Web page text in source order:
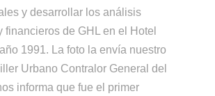
y desarrollar los análisis
financieros de GHL en el Hotel
1991. La foto la envía nuestro
Urbano Contralor General del
informa que fue el primer